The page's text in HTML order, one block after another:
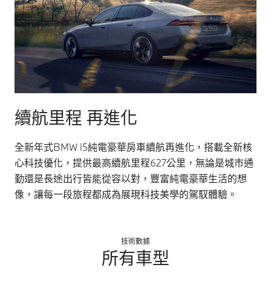
續航里程 再進化
全新年式BMW i5純電豪華房車續航再進化，搭載全新核
心科技優化，提供最高續航里程627公里，無論是城市通
勤還是長途出行皆能從容以對，豐富純電豪華生活的想
像，讓每一段旅程都成為展現科技美學的駕馭體驗。
技術數據
所有車型